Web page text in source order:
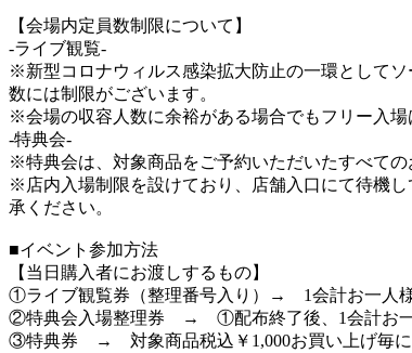
【会場内定員数制限について】
-ライブ観覧-
※新型コロナウィルス感染拡大防止の一環として
数には制限がございます。
※会場の収容人数に余裕がある場合でもフリー入場
-特典会-
※特典会は、対象商品をご予約いただいたすべての
※店内入場制限を設けており、店舗入口にて待機
承ください。
■イベント参加方法
【当日購入者にお渡しするもの】
①ライブ観覧券（整理番号入り）→ 1会計お一人
②特典会入場整理券 → ①配布終了後、1会計お一
③特典券 → 対象商品税込￥1,000お買い上げ毎に